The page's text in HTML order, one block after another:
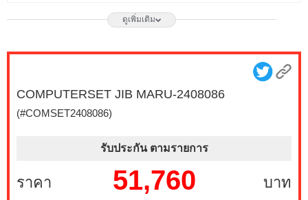
เมื่อซื้อพร้อมคอมเซ็ต ลดทันที 1,750 บาท จากปกติ 6,650
27G550B-B 300Hz G-SYNC-COM (1 เซ็ต ต่อ 1 จอ)
บาท เหลือเพียง 2,300 บาท MONITOR 23.8 MSI IPS
สนใจโปรโมชั่นนี้ ติดต่อ 02-017-4444
บริการ Onsite Service ติดตั้งคอมพิวเตอร์ถึงบ้านคุณ เมื่อ
ซื้อพร้อมคอมเซ็ต ลดทันที 200 บาท จากปกติ 1,000 บาท
ดูเพิ่มเติม
COMPUTERSET JIB MARU-2408086
(#COMSET2408086)
รับประกัน ตามรายการ
ราคา บาท
51,760